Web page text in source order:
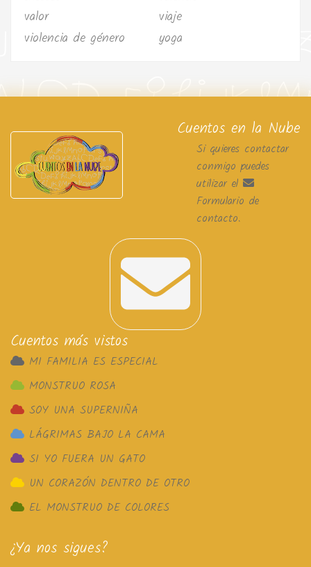
valor
viaje
violencia de género
yoga
Cuentos en la Nube
Si quieres contactar
conmigo puedes
utilizar el
Formulario de
contacto.
Cuentos más vistos
MI FAMILIA ES ESPECIAL
MONSTRUO ROSA
SOY UNA SUPERNIÑA
LÁGRIMAS BAJO LA CAMA
SI YO FUERA UN GATO
UN CORAZÓN DENTRO DE OTRO
EL MONSTRUO DE COLORES
¿Ya nos sigues?